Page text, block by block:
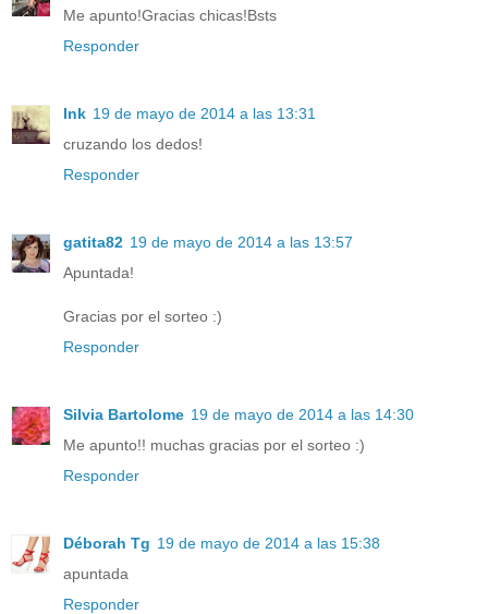
Me apunto!Gracias chicas!Bsts
Responder
Ink 19 de mayo de 2014 a las 13:31
cruzando los dedos!
Responder
gatita82 19 de mayo de 2014 a las 13:57
Apuntada!
Gracias por el sorteo :)
Responder
Silvia Bartolome 19 de mayo de 2014 a las 14:30
Me apunto!! muchas gracias por el sorteo :)
Responder
Déborah Tg 19 de mayo de 2014 a las 15:38
apuntada
Responder